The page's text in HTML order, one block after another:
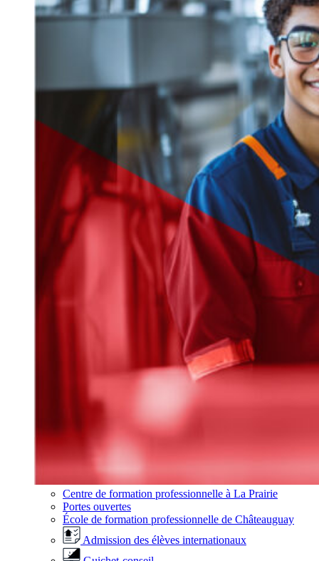
Centre de formation professionnelle à La Prairie
Portes ouvertes
École de formation professionnelle de Châteauguay
Admission des élèves internationaux